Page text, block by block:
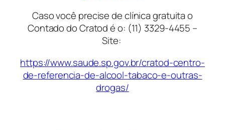
Caso você precise de clínica gratuita o
Contado do Cratod é o: (11) 3329-4455 –
Site:
https://www.saude.sp.gov.br/cratod-centro-
de-referencia-de-alcool-tabaco-e-outras-
drogas/